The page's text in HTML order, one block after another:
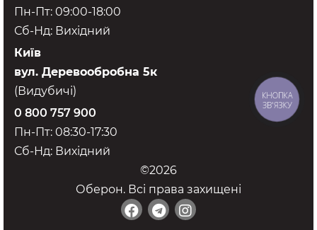
©2026
Оберон. Всі права захищені
Пн-Пт: 09:00-18:00
Сб-Нд: Вихідний
Київ
вул. Деревообробна 5к
(Видубичі)
0 800 757 900
Пн-Пт: 08:30-17:30
Сб-Нд: Вихідний
КНОПКА
ЗВ'ЯЗКУ